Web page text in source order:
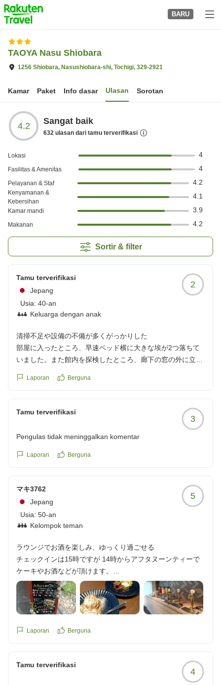
to
top
page
BARU
TAOYA Nasu Shiobara
1256 Shiobara, Nasushiobara-shi, Tochigi, 329-2921
Kamar Paket Info dasar Ulasan Sorotan
4.2 Sangat baik
632 ulasan dari tamu terverifikasi
Lokasi 4
Fasilitas & Amenitas 4
Pelayanan & Staf 4.2
Kenyamanan &
Kebersihan
4.1
Kamar mandi 3.9
Makanan 4.2
Sortir & filter
Tamu terverifikasi
Jepang
Usia: 40-an
Keluarga dengan anak
2
清掃不足や設備の不備が多くがっかりした
部屋に入ったところ、早速ベッド横に大きな埃が2つ落ちて
いました。また館内を探検したところ、廊下の窓の外に立派
した。
えません。それ以下にしようとするとパワフルとなって音が
煩いです。初めて出会うタイプのエアコンでした。あと部屋
加湿空気清浄機があり、水を入れようとタンクを外したとこ
ろ真っ黒で気持ち悪かったです。
えや掃除をされていましたが、自動ドアを切って開けぱなし
で、脱衣所が無防備になり気になりました。そのスタッフの
方が廊下と脱衣所を、はだしのまま何度も行き来されてい
て、みんな靴を脱いでお風呂に入るのに嫌でした。
初TAOYA楽しみにしていたのに、がっかりが多すぎました。
クチコミの詳細はこちらから
https://review.travel.rakuten.co.jp/hotel/voice/74518?
reviewId=33123478449681
Laporan Berguna
Tamu terverifikasi
3
Pengulas tidak meninggalkan komentar
Laporan Berguna
マキ3762
Jepang
Usia: 50-an
Kelompok teman
5
ラウンジでお酒を楽しみ、ゆっくり過ごせる
チェックインは15時ですが 14時からアフタヌーンティーで
ケーキやお酒などが頂けます。
そこで一息ついてからお部屋へ
昔の設備そのままなのでルームキーが...
オートロックのカード式に慣れてると鍵かけるの忘れそうで
お風呂はみなさんも書かれているように 露天と大浴場が離れ
す。
食事は二部制 バイキングで好きな物をいただく事が出来 満
Laporan Berguna
Tamu terverifikasi
4